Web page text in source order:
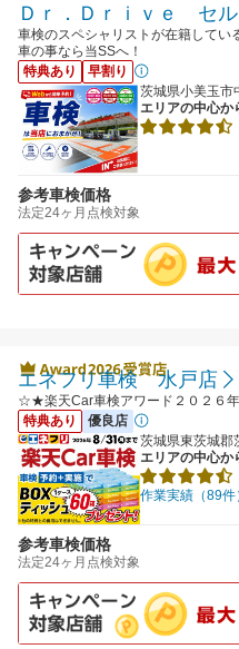
Ｄｒ．Ｄｒｉｖｅ セル
車検のスペシャリストが在籍してい
車の事なら当SSへ！
特典あり
早割り
茨城県小美玉市
エリアの中心か
参考車検価格
法定24ヶ月点検対象
エネフリ車検 水戸店
☆★楽天Car車検アワード２０２６
特典あり
優良店
茨城県東茨城郡
エリアの中心か
作業実績（89件
参考車検価格
法定24ヶ月点検対象